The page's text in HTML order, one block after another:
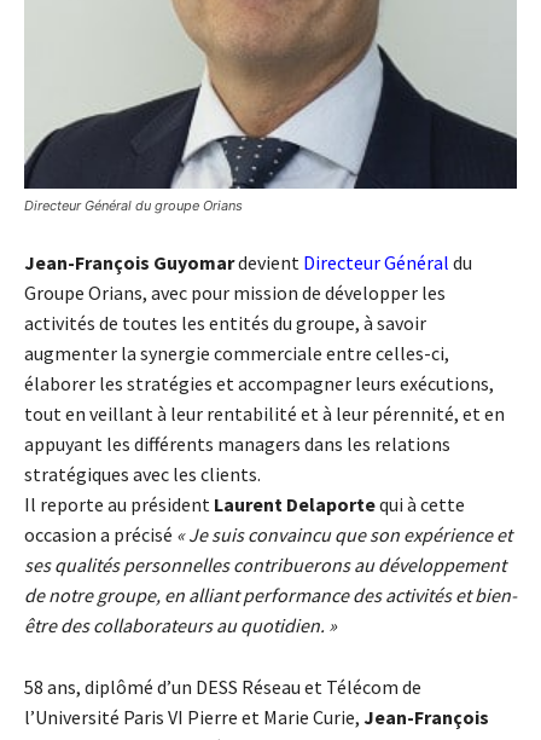
Directeur Général du groupe Orians
Jean-François Guyomardevient Directeur Général du
Groupe Orians, avec pour mission de développer les
activités de toutes les entités du groupe, à savoir
augmenter la synergie commerciale entre celles-ci,
élaborer les stratégies et accompagner leurs exécutions,
tout en veillant à leur rentabilité et à leur pérennité, et en
appuyant les différents managers dans les relations
stratégiques avec les clients.
Il reporte au président Laurent Delaportequi à cette
occasion a précisé « Je suis convaincu que son expérience et
ses qualités personnelles contribuerons au développement
de notre groupe, en alliant performance des activités et bien-
être des collaborateurs au quotidien. »
58 ans, diplômé d’un DESS Réseau et Télécom de
l’Université Paris VI Pierre et Marie Curie, Jean-François